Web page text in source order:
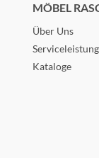
MÖBEL
Über Uns
Kataloge